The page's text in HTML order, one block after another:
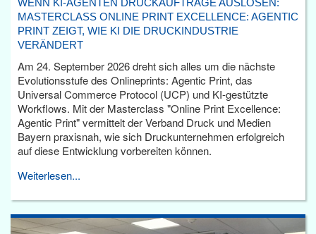
WENN KI-AGENTEN DRUCKAUFTRÄGE AUSLÖSEN:
MASTERCLASS ONLINE PRINT EXCELLENCE: AGENTIC
PRINT ZEIGT, WIE KI DIE DRUCKINDUSTRIE
VERÄNDERT
Am 24. September 2026 dreht sich alles um die nächste
Evolutionsstufe des Onlineprints: Agentic Print, das
Universal Commerce Protocol (UCP) und KI-gestützte
Workflows. Mit der Masterclass "Online Print Excellence:
Agentic Print" vermittelt der Verband Druck und Medien
Bayern praxisnah, wie sich Druckunternehmen erfolgreich
auf diese Entwicklung vorbereiten können.
Weiterlesen...